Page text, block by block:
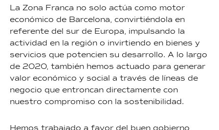
La Zona Franca no solo actúa como motor
económico de Barcelona, convirtiéndola en
referente del sur de Europa, impulsando la
actividad en la región o invirtiendo en bienes y
servicios que potencien su desarrollo. A lo largo
de 2020, también hemos actuado para generar
valor económico y social a través de líneas de
negocio que entroncan directamente con
nuestro compromiso con la sostenibilidad.